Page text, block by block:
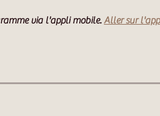
via l'appli mobile. Aller sur